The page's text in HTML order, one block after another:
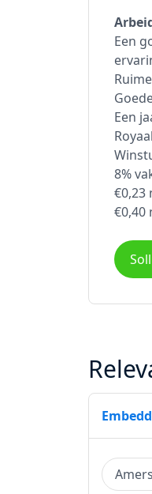
Een
Een
8%
€0,23
€0,40